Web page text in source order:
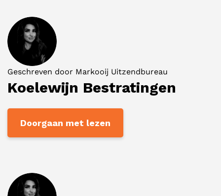
Geschreven door Markooij Uitzendbureau
Koelewijn Bestratingen
Doorgaan met lezen